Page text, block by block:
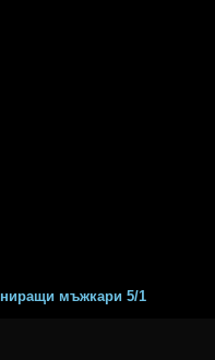
мъжкари 5/1